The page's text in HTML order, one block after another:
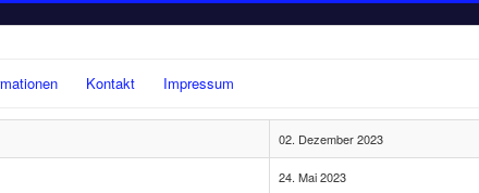
Kontakt Impressum
02. Dezember 2023
24. Mai 2023